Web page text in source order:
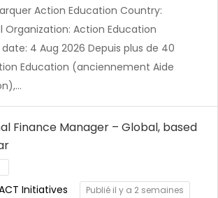
Action Education Country:
Organization: Action Education
4 Aug 2026 Depuis plus de 40
Education (anciennement Aide
Finance Manager – Global, based
Initiatives Publié il y a 2 semaines